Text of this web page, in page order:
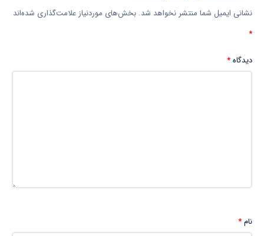
نشانی ایمیل شما منتشر نخواهد شد. بخش‌های موردنیاز علامت‌گذاری شده‌اند
*
دیدگاه*
نام*